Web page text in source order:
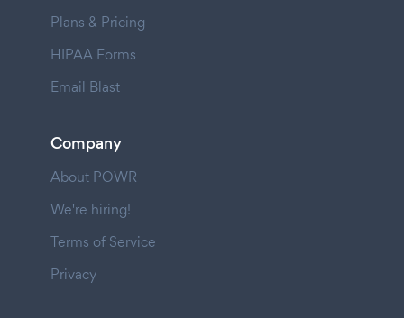
Plans & Pricing
HIPAA Forms
Email Blast
Company
About POWR
We're hiring!
Terms of Service
Privacy